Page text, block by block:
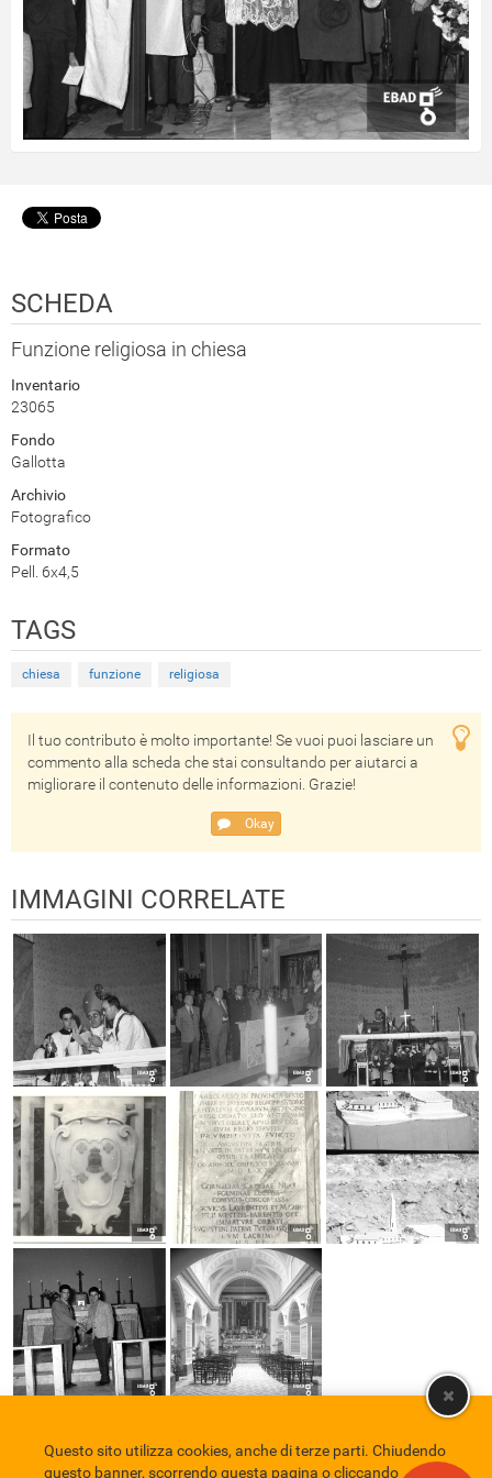
SCHEDA
Funzione religiosa in chiesa
Inventario
23065
Fondo
Gallotta
Archivio
Fotografico
Formato
Pell. 6x4,5
TAGS
chiesa funzione religiosa
Il tuo contributo è molto importante! Se vuoi puoi lasciare un
commento alla scheda che stai consultando per aiutarci a
migliorare il contenuto delle informazioni. Grazie!
Okay
IMMAGINI CORRELATE
Comune di Eboli Servizio Bibliotecario Nazionale Privacy policy
Questo sito utilizza cookies, anche di terze parti. Chiudendo
questo banner, scorrendo questa pagina o cliccando